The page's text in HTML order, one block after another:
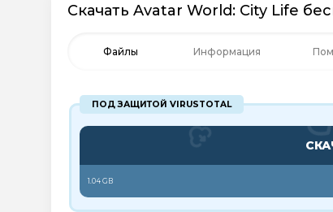
Скачать Avatar World: City Life
Файлы Информация
ПОД ЗАЩИТОЙ VIRUSTOTAL
1.04 GB